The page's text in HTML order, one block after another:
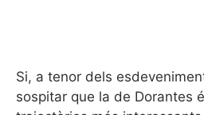
Si, a tenor dels
sospitar que la de Dorantes